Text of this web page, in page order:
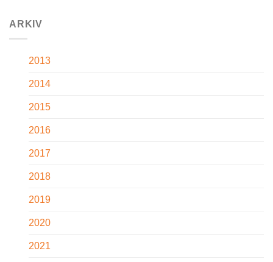
ARKIV
2013
2014
2015
2016
2017
2018
2019
2020
2021